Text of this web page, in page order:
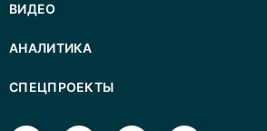
ВИДЕО
АНАЛИТИКА
СПЕЦПРОЕКТЫ